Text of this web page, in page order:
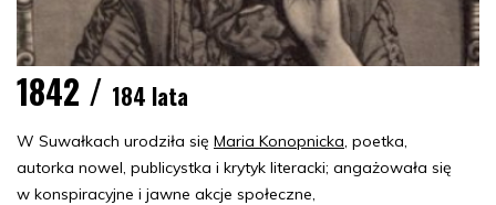
1842 / 184 lata
W Suwałkach urodziła się Maria Konopnicka , poetka,
autorka nowel, publicystka i krytyk literacki; angażowała się
w konspiracyjne i jawne akcje społeczne,